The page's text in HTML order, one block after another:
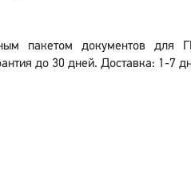
пакетом документов для
до 30 дней. Доставка: 1-7